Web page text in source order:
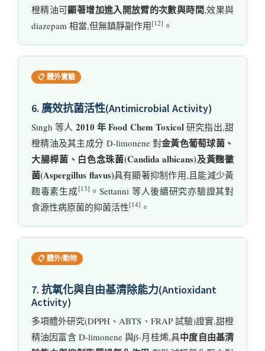
橙精油可顯著增加進入開放臂的次數與時間,效果與
diazepam 相當,但無鎮靜副作用[12] 。
📋 體外實驗
6. 廣效抗菌活性(Antimicrobial Activity)
Singh 等人 2010 年 Food Chem Toxicol 研究指出,甜
橙精油及其主成分 D-limonene 對金黃色葡萄球菌、
大腸桿菌、白色念珠菌(Candida albicans)及黃麴黴
菌(Aspergillus flavus)具有顯著抑制作用,且能減少黃
麴毒素生成[13] 。Settanni 等人後續研究亦驗證其對
食源性病原菌的抑菌活性[14] 。
📋 體外/動物
7. 抗氧化與自由基清除能力(Antioxidant
Activity)
多項體外研究(DPPH、ABTS、FRAP 試驗)證實,甜橙
精油因富含 D-limonene 與β-月桂烯,具中度自由基清